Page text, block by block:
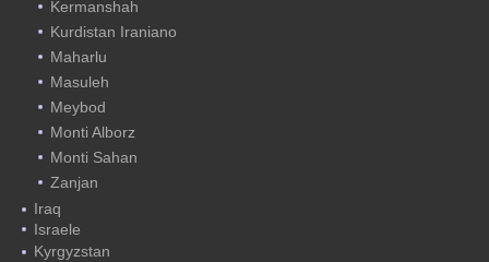
Kermanshah
Kurdistan Iraniano
Maharlu
Masuleh
Meybod
Monti Alborz
Monti Sahan
Zanjan
Iraq
Israele
Kyrgyzstan